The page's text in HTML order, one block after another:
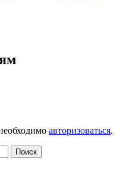
авторизоваться.